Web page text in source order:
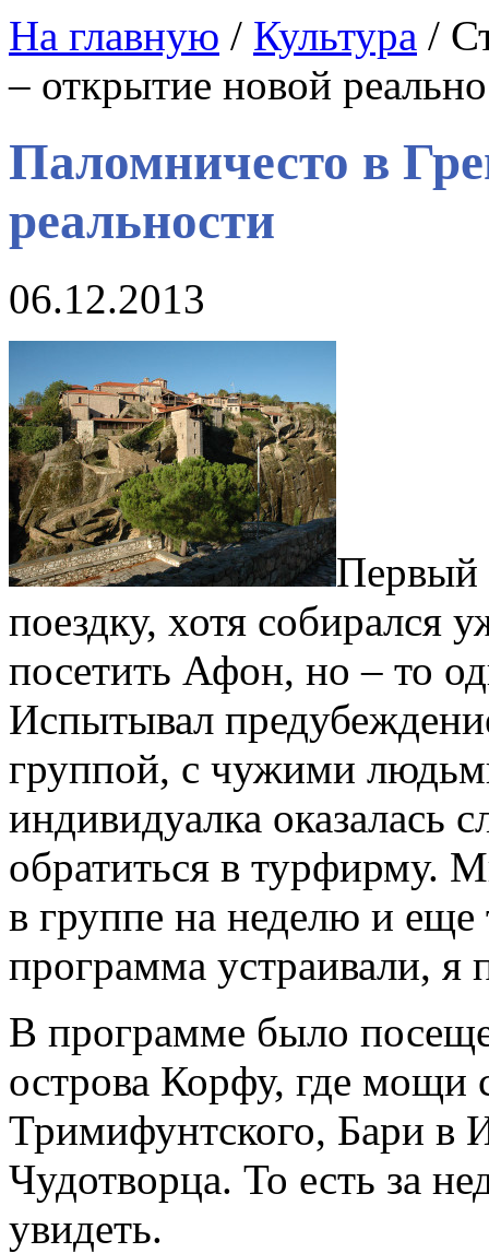
На главную / Культура /
– открытие новой
Паломничесто в
реальности
06.12.2013
Первый
поездку, хотя собирался
посетить Афон, но – то
Испытывал
группой, с чужими
индивидуалка оказалась
обратиться в турфирму.
в группе на неделю и
программа устраивали, я
В программе было
острова Корфу, где мощи
Тримифунтского, Бари в
Чудотворца. То есть за
увидеть.